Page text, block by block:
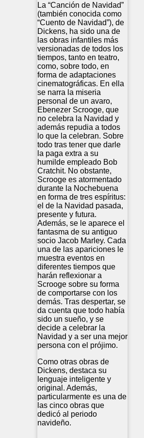
La “Canción de Navidad”
(también conocida como
“Cuento de Navidad”), de
Dickens, ha sido una de
las obras infantiles más
versionadas de todos los
tiempos, tanto en teatro,
como, sobre todo, en
forma de adaptaciones
cinematográficas. En ella
se narra la miseria
personal de un avaro,
Ebenezer Scrooge, que
no celebra la Navidad y
además repudia a todos
lo que la celebran. Sobre
todo tras tener que darle
la paga extra a su
humilde empleado Bob
Cratchit. No obstante,
Scrooge es atormentado
durante la Nochebuena
en forma de tres espíritus:
el de la Navidad pasada,
presente y futura.
Además, se le aparece el
fantasma de su antiguo
socio Jacob Marley. Cada
una de las apariciones le
muestra eventos en
diferentes tiempos que
harán reflexionar a
Scrooge sobre su forma
de comportarse con los
demás. Tras despertar, se
da cuenta que todo había
sido un sueño, y se
decide a celebrar la
Navidad y a ser una mejor
persona con el prójimo.
Como otras obras de
Dickens, destaca su
lenguaje inteligente y
original. Además,
particularmente es una de
las cinco obras que
dedicó al periodo
navideño.